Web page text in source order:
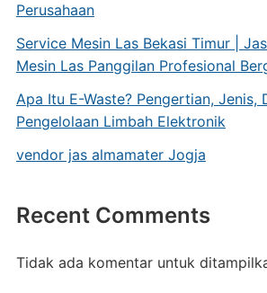
Perusahaan
Service Mesin Las Bekasi Timur |
Mesin Las Panggilan Profesional
Apa Itu E-Waste? Pengertian, Jenis,
Pengelolaan Limbah Elektronik
vendor jas almamater Jogja
Recent Comments
Tidak ada komentar untuk